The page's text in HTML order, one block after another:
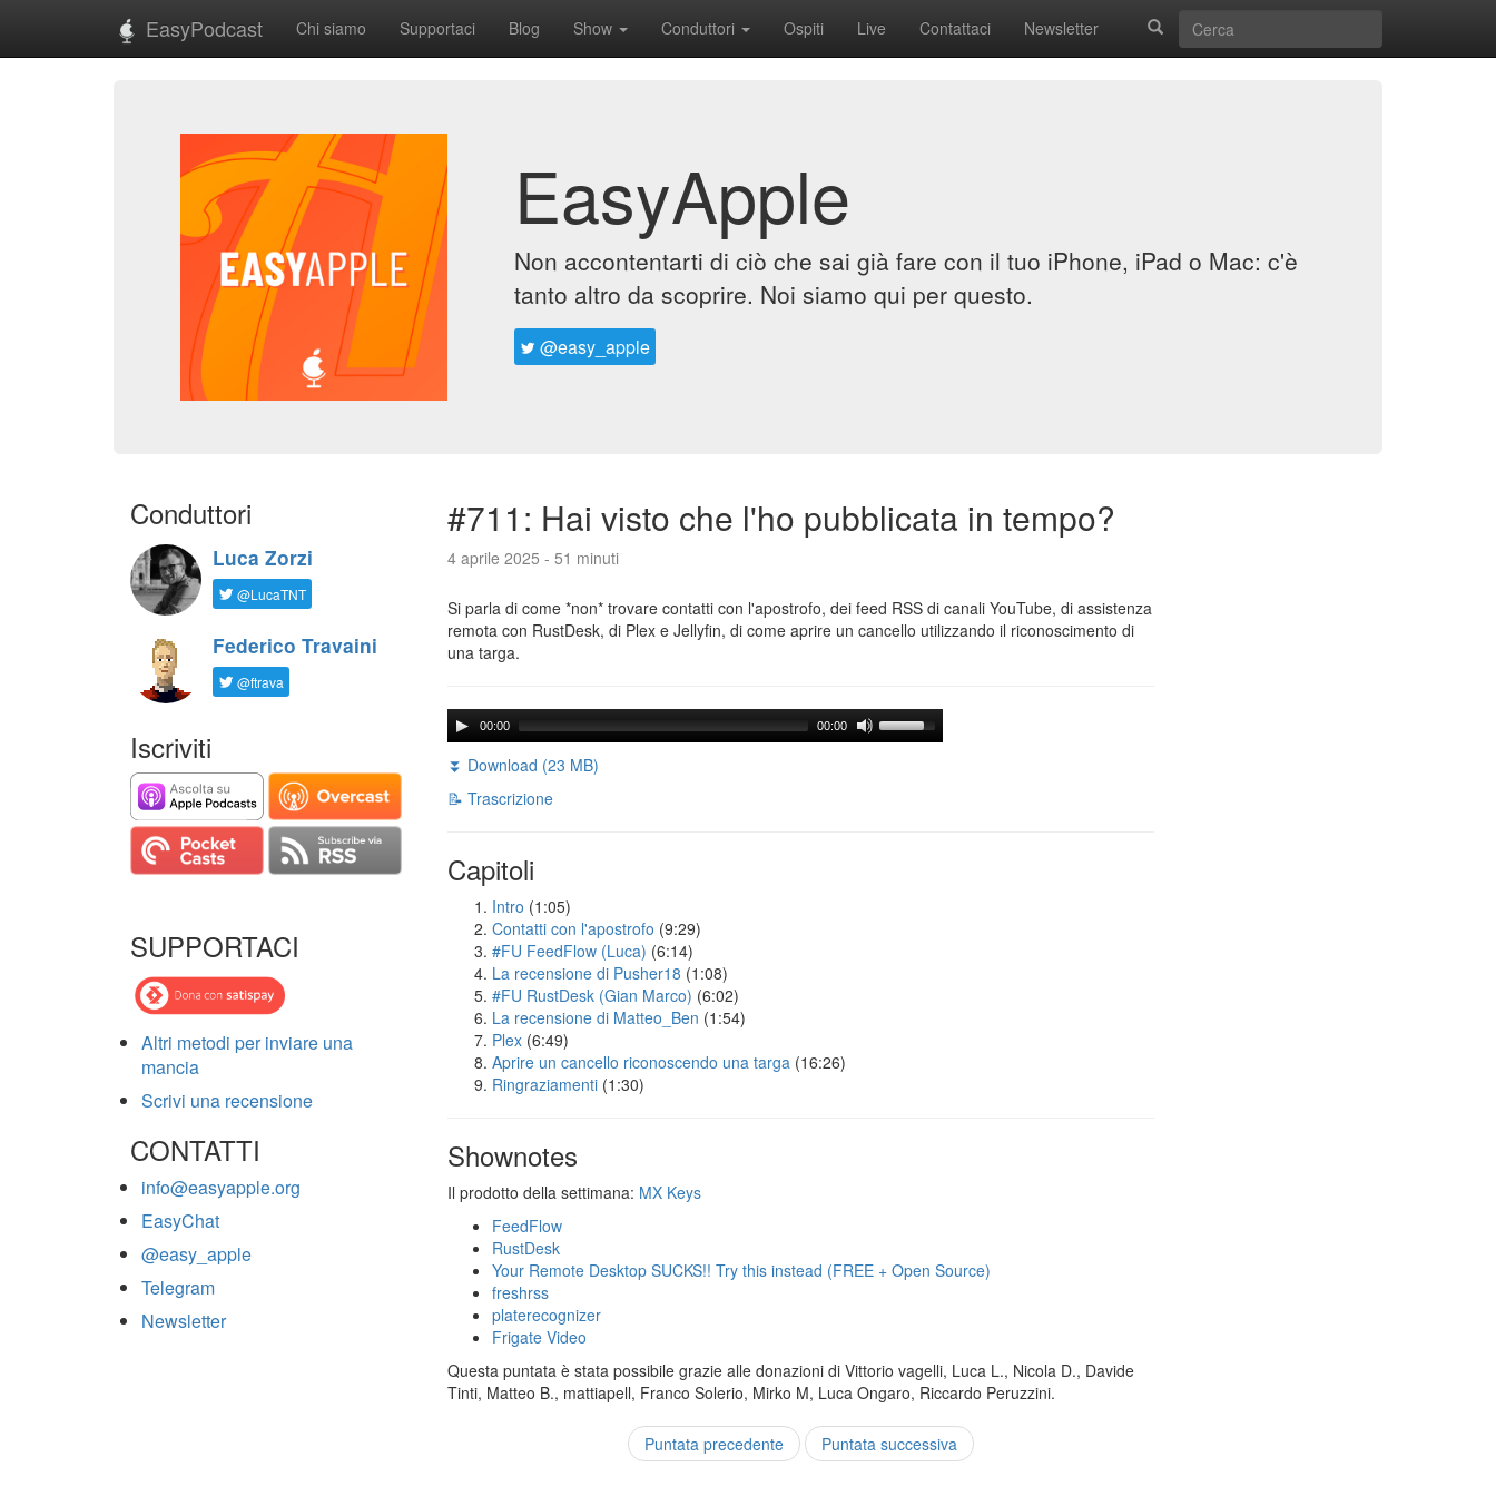
EasyPodcast Chi siamo Supportaci Blog Show Conduttori Ospiti Live Contattaci Newsletter
EasyApple
Non accontentarti di ciò che sai già fare con il tuo iPhone, iPad o Mac: c'è
tanto altro da scoprire. Noi siamo qui per questo.
@easy_apple
Conduttori
Luca Zorzi
@LucaTNT
Federico Travaini
@ftrava
Iscriviti
SUPPORTACI
Altri metodi per inviare una
mancia
Scrivi una recensione
CONTATTI
info@easyapple.org
EasyChat
@easy_apple
Telegram
Newsletter
#711: Hai visto che l'ho pubblicata in tempo?
4 aprile 2025 - 51 minuti
Si parla di come *non* trovare contatti con l'apostrofo, dei feed RSS di canali YouTube, di assistenza
remota con RustDesk, di Plex e Jellyfin, di come aprire un cancello utilizzando il riconoscimento di
una targa.
00:00 00:00
⏬ Download (23 MB)
📝 Trascrizione
Capitoli
Intro (1:05)
Contatti con l'apostrofo (9:29)
#FU FeedFlow (Luca) (6:14)
La recensione di Pusher18 (1:08)
#FU RustDesk (Gian Marco) (6:02)
La recensione di Matteo_Ben (1:54)
Plex (6:49)
Aprire un cancello riconoscendo una targa (16:26)
Ringraziamenti (1:30)
Shownotes
Il prodotto della settimana: MX Keys
FeedFlow
RustDesk
Your Remote Desktop SUCKS!! Try this instead (FREE + Open Source)
freshrss
platerecognizer
Frigate Video
Questa puntata è stata possibile grazie alle donazioni di Vittorio vagelli, Luca L., Nicola D., Davide
Tinti, Matteo B., mattiapell, Franco Solerio, Mirko M, Luca Ongaro, Riccardo Peruzzini.
Puntata precedente Puntata successiva